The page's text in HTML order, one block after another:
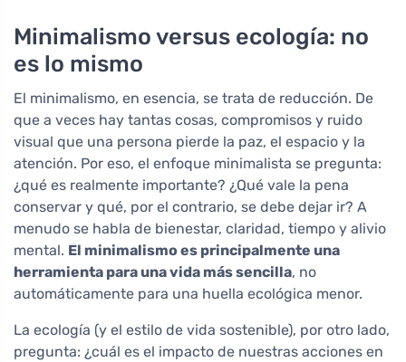
Minimalismo versus ecología: no
es lo mismo
El minimalismo, en esencia, se trata de reducción. De
que a veces hay tantas cosas, compromisos y ruido
visual que una persona pierde la paz, el espacio y la
atención. Por eso, el enfoque minimalista se pregunta:
¿qué es realmente importante? ¿Qué vale la pena
conservar y qué, por el contrario, se debe dejar ir? A
menudo se habla de bienestar, claridad, tiempo y alivio
mental. El minimalismo es principalmente una
herramienta para una vida más sencilla, no
automáticamente para una huella ecológica menor.
La ecología (y el estilo de vida sostenible), por otro lado,
pregunta: ¿cuál es el impacto de nuestras acciones en